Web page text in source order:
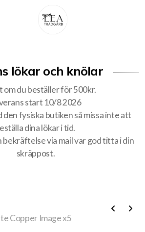
lökar och knölar
om du beställer för 500kr.
start 10/8 2026
den fysiska butiken så missa inte att
dina lökar i tid.
bekräftelse via mail var god titta i din
skräppost.
Copper Image x5